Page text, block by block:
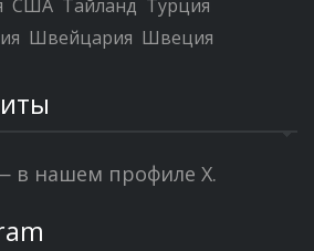
США Тайланд Турция
Швейцария Швеция
в нашем профиле X.